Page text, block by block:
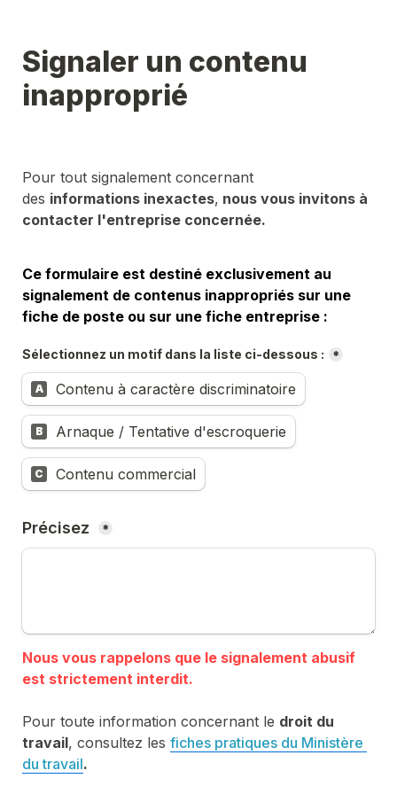
Signaler un contenu
inapproprié
Pour tout signalement concernant
des informations inexactes, nous vous invitons à
contacter l'entreprise concernée.
Ce formulaire est destiné exclusivement au
signalement de contenus inappropriés sur une
fiche de poste ou sur une fiche entreprise :
Sélectionnez un motif dans la liste ci-dessous : *
A Contenu à caractère discriminatoire
B Arnaque / Tentative d'escroquerie
C Contenu commercial
Précisez *
Nous vous rappelons que le signalement abusif
Pour toute information concernant le droit du
travail, consultez les fiches pratiques du Ministère
du travail